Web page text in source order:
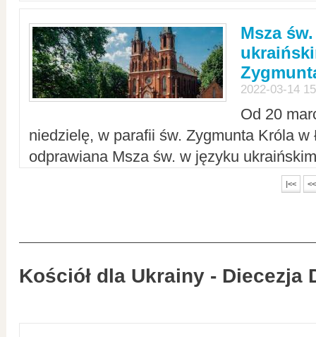
Msza
2022-03-14
Od 20
niedzielę, w parafii św. Zygmunta Króla w
odprawiana Msza św. w języku
|<< <<
Kościół dla Ukrainy - Diecezja